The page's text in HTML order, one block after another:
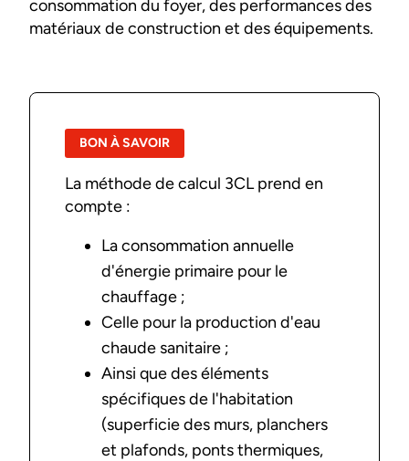
consommation du foyer, des performances des
matériaux de construction et des équipements.
BON À SAVOIR
La méthode de calcul 3CL prend en
compte :
La consommation annuelle
d'énergie primaire pour le
chauffage ;
Celle pour la production d'eau
chaude sanitaire ;
Ainsi que des éléments
spécifiques de l'habitation
(superficie des murs, planchers
et plafonds, ponts thermiques,